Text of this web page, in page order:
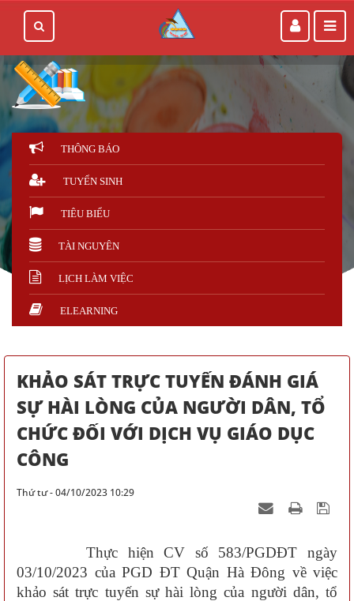
THÔNG BÁO
TUYỂN SINH
TIÊU BIỂU
TÀI NGUYÊN
LỊCH LÀM VIỆC
ELEARNING
KHẢO SÁT TRỰC TUYẾN ĐÁNH GIÁ
SỰ HÀI LÒNG CỦA NGƯỜI DÂN, TỔ
CHỨC ĐỐI VỚI DỊCH VỤ GIÁO DỤC
CÔNG
Thứ tư - 04/10/2023 10:29
Thực hiện CV số 583/PGDĐT ngày
03/10/2023 của PGD ĐT Quận Hà Đông về việc
khảo sát trực tuyến sự hài lòng của người dân, tổ